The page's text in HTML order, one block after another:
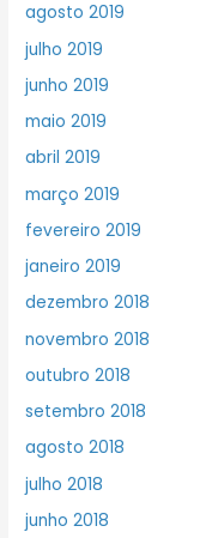
agosto 2019
julho 2019
junho 2019
maio 2019
abril 2019
março 2019
fevereiro 2019
janeiro 2019
dezembro 2018
novembro 2018
outubro 2018
setembro 2018
agosto 2018
julho 2018
junho 2018